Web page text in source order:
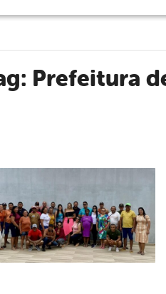
aqui:
Prefeitura